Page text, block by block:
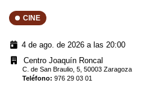
CINE
4 de ago. de 2026 a las 20:00
Centro Joaquín Roncal
C. de San Braulio, 5, 50003 Zaragoza
Teléfono:976 29 03 01